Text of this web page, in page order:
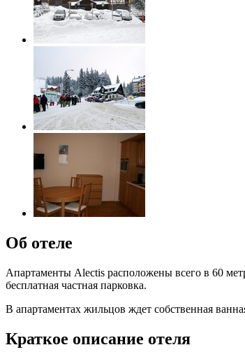
Об отеле
Апартаменты Alectis расположены всего в 60
бесплатная частная парковка.
В апартаментах жильцов ждет собственная
Краткое описание отеля